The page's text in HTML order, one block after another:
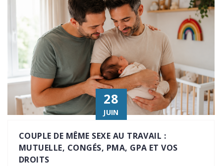
28
JUIN
COUPLE DE MÊME SEXE AU TRAVAIL :
MUTUELLE, CONGÉS, PMA, GPA ET VOS
DROITS